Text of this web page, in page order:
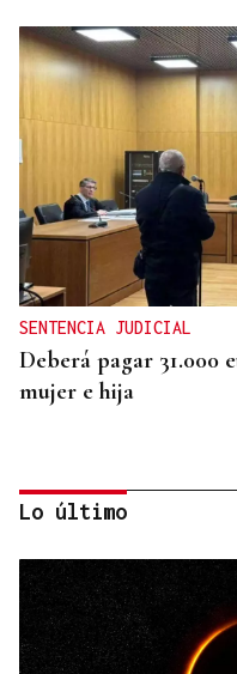
SENTENCIA JUDICIAL
Deberá pagar 31.000
mujer e hija
Lo último